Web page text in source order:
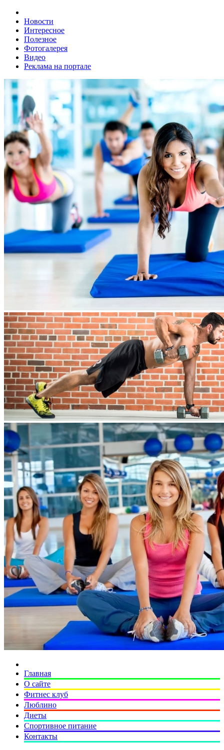
Новости
Интересное
Полезное
Фотогалерея
Видео
Реклама на портале
Главная
О сайте
Фитнес клуб
Люблино
Диеты
Спортивное питание
Контакты